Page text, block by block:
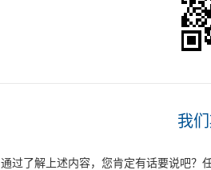
我
通过了解上述内容，您肯定有话要说吧？